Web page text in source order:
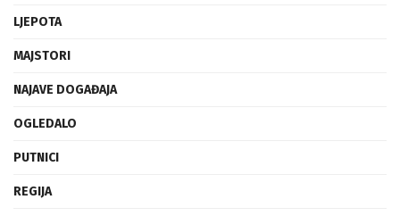
LJEPOTA
MAJSTORI
NAJAVE DOGAĐAJA
OGLEDALO
PUTNICI
REGIJA